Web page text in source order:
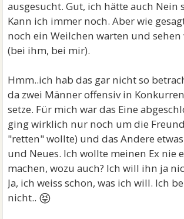
ausgesucht. Gut, ich hätte auch Nein
Kann ich immer noch. Aber wie
noch ein Weilchen warten und sehen
(bei ihm, bei mir).
Hmm..ich hab das gar nicht so
da zwei Männer offensiv in
setze. Für mich war das Eine
ging wirklich nur noch um die
"retten" wollte) und das Andere
und Neues. Ich wollte meinen Ex nie
machen, wozu auch? Ich will ihn ja
Ja, ich weiss schon, was ich will. Ich
nicht.. 😝